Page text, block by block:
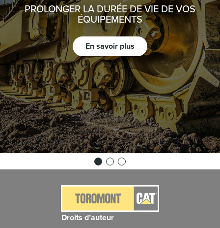
PROLONGER LA DURÉE DE VIE DE VOS
ÉQUIPEMENTS
En savoir plus
Droits d’auteur